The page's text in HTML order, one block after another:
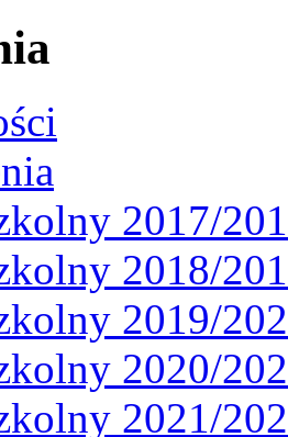
2017/
2018/
2019/
2020/
2021/